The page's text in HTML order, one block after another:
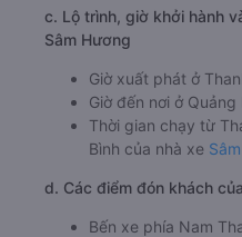
c. Lộ trình, giờ khởi hành
Sâm Hương
Giờ xuất phát ở
Giờ đến nơi ở
Thời gian chạy từ
Bình của nhà xe
d. Các điểm đón khách
Bến xe phía Nam